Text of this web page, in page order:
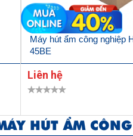
Máy hút ẩm công nghiệp
45BE
Liên hệ
HÚT ẨM